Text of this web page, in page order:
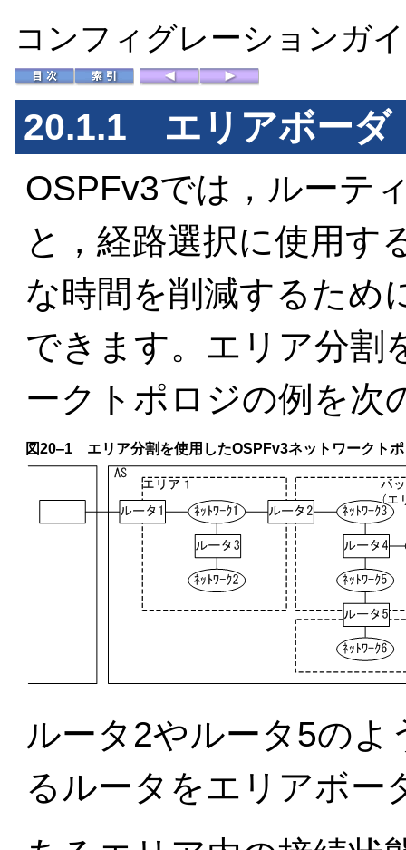
コンフィグレーションガ
20.1.1 エリアボーダ
OSPFv3では，ルーテ
と，経路選択に使用す
な時間を削減するため
できます。エリア分割
ークトポロジの例を次
図20‒1 エリア分割を使用したOSPFv3ネットワークト
ルータ2やルータ5の
るルータをエリアボー